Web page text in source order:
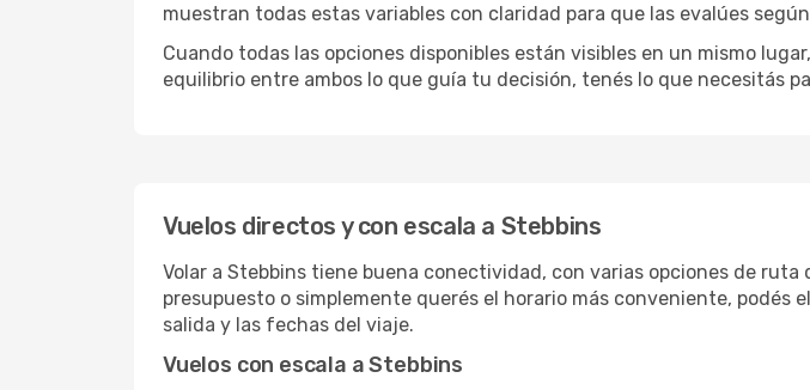
muestran todas estas variables con claridad para que las evalúes
Cuando todas las opciones disponibles están visibles en un mismo
equilibrio entre ambos lo que guía tu decisión, tenés lo que necesitás
Vuelos directos y con escala a Stebbins
Volar a Stebbins tiene buena conectividad, con varias opciones de
presupuesto o simplemente querés el horario más conveniente,
salida y las fechas del viaje.
Vuelos con escala a Stebbins